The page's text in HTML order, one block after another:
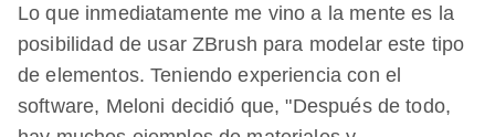
Lo que inmediatamente me vino a la mente es la
posibilidad de usar ZBrush para modelar este tipo
de elementos. Teniendo experiencia con el
software, Meloni decidió que, "Después de todo,